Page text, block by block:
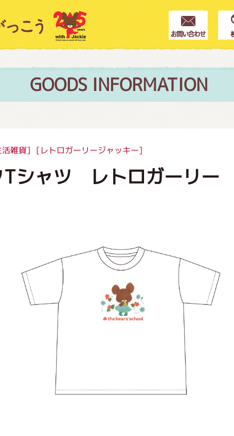
GOODS INFORMATION
雑貨] [レトロガーリージャッキー]
Tシャツ レトロガーリー
ター紹介
家紹介
インフォメーション
ジカル・コンサート
しみコンテンツ(クイズ・AR・診断・占